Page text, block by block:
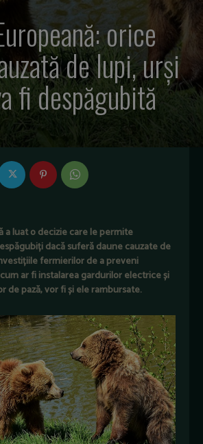
orice
de lupi, urși
fi despăgubită
a luat o decizie care le permite
dacă suferă daune cauzate de
fermierilor de a preveni
ar fi instalarea gardurilor electrice și
de pază, vor fi și ele rambursate.